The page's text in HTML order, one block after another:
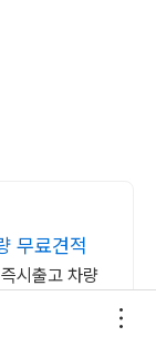
무료견적
시출고 차량